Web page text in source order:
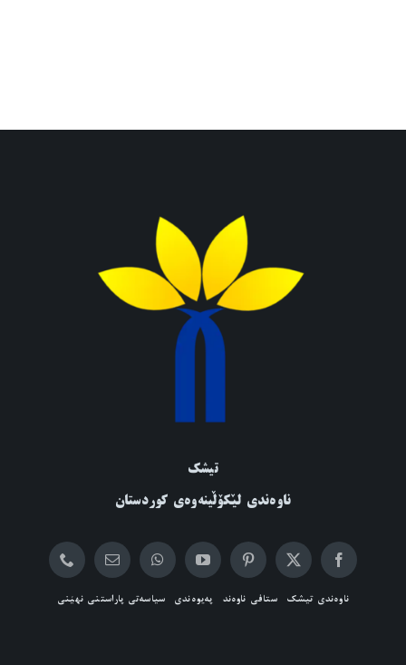
تیشک
ناوەندی لێکۆڵینەوەی کوردستان
ناوەندی تیشک ستافی ناوەند پەیوەندی سیاسەتی پاراستنی نهێنی